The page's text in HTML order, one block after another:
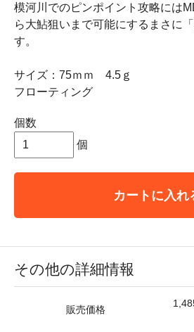
模河川でのピンポイント攻略には
ら大鮎狙いまで可能にするまさに
す。
サイズ：75ｍｍ 4.5ｇ
フローティング
個数
個
カートに入れ
その他の詳細情報
販売価格